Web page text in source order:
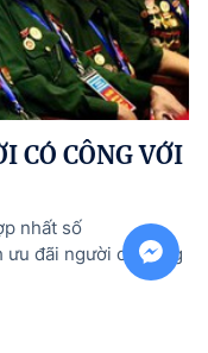
CÓ CÔNG VỚI
nhất số
ưu đãi người có công